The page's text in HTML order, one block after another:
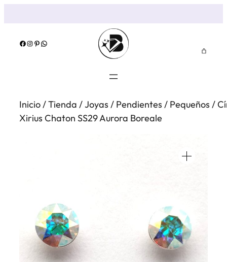
contenido
Facebook Instagram Pinterest WhatsApp
Inicio/Tienda /Joyas / Pendientes / Pequeños /
Xirius Chaton SS29 Aurora Boreale